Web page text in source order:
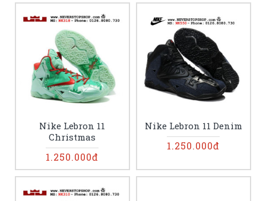
Nike Lebron 11
Christmas
1.250.000đ
Nike Lebron 11 Denim
1.250.000đ